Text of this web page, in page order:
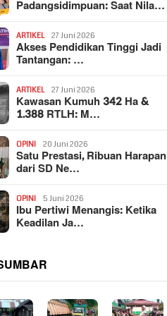
Padangsidimpuan: Saat Nila…
ARTIKEL 27 Juni 2026
Akses Pendidikan Tinggi Jadi
Tantangan: …
ARTIKEL 27 Juni 2026
Kawasan Kumuh 342 Ha &
1.388 RTLH: M…
OPINI 20 Juni 2026
Satu Prestasi, Ribuan Harapan
dari SD Ne…
OPINI 5 Juni 2026
Ibu Pertiwi Menangis: Ketika
Keadilan Ja…